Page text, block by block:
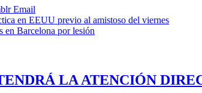
Email
en EEUU previo al amistoso del viernes
en Barcelona por lesión
LA ATENCIÓN